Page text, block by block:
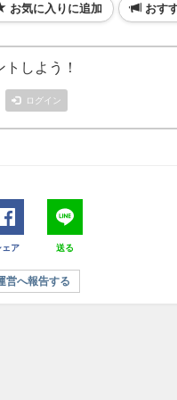
お気に入りに追加 おす
しよう！
ログイン
ェア 送る
営へ報告する